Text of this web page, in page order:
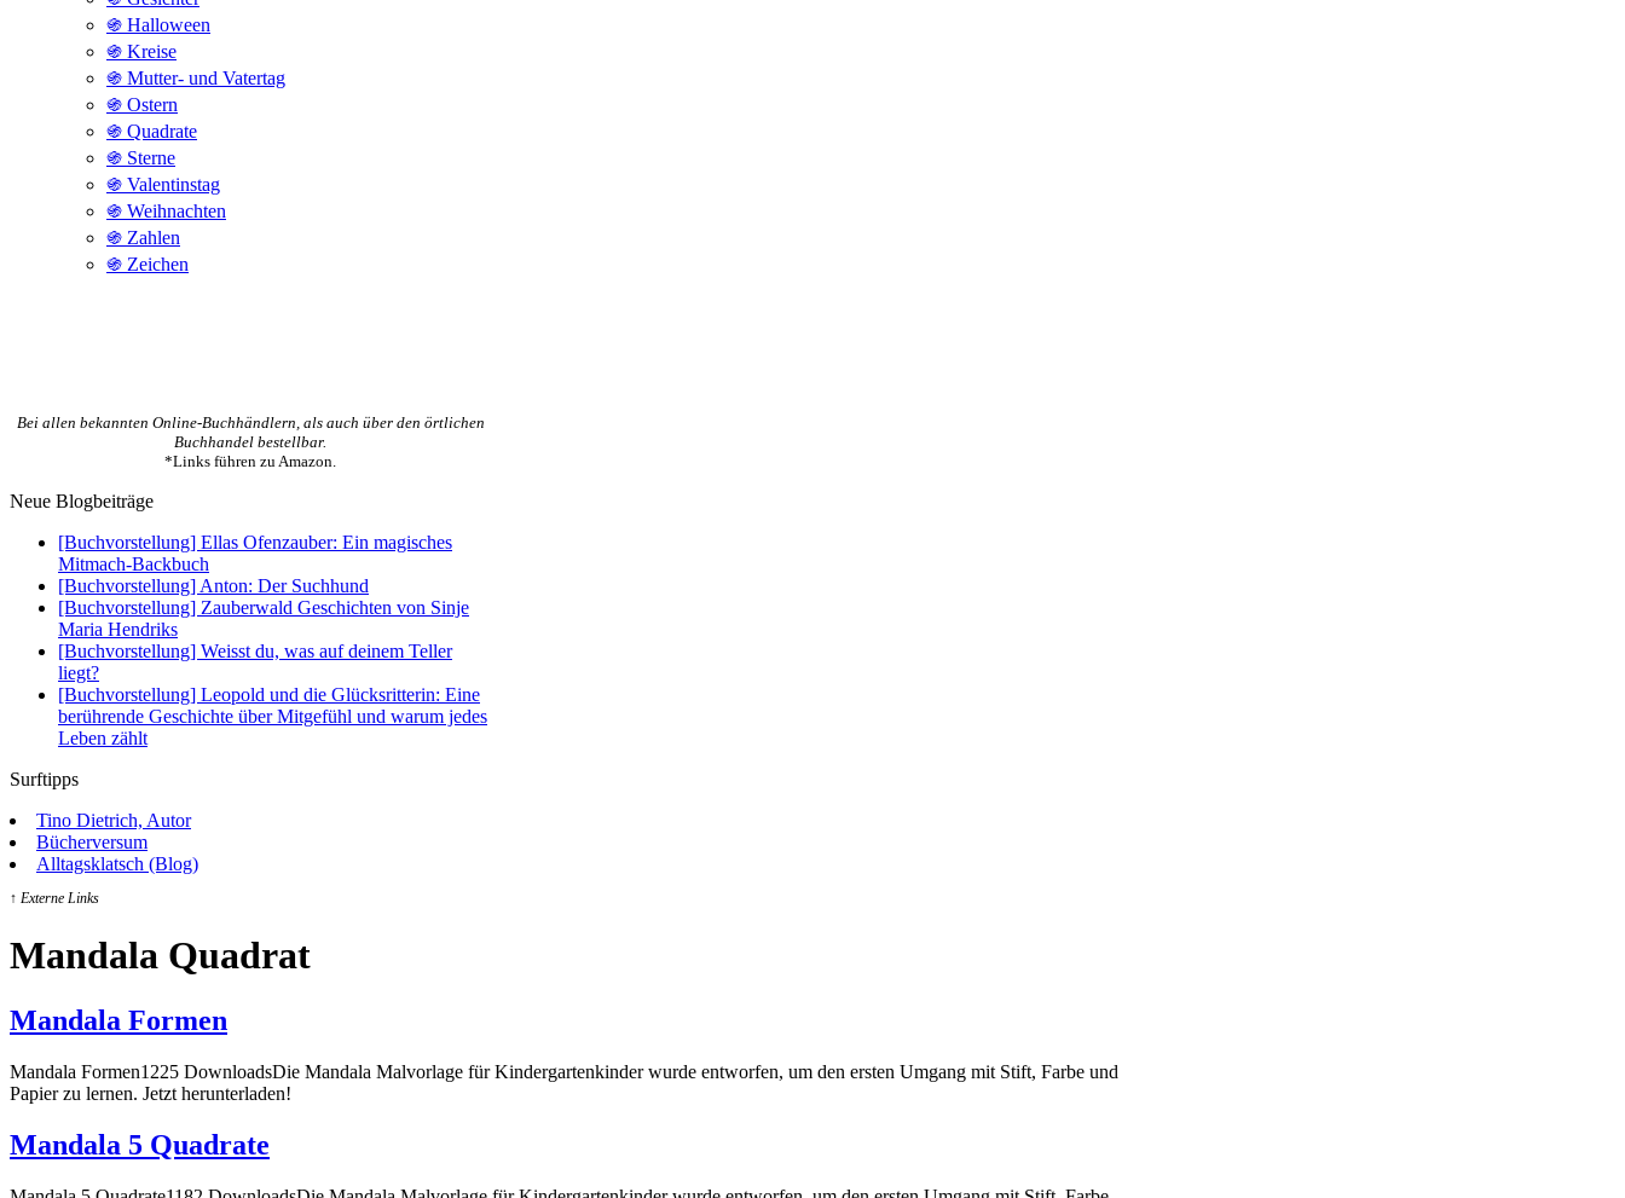
֍ Halloween
֍ Kreise
֍ Mutter- und Vatertag
֍ Ostern
֍ Quadrate
֍ Sterne
֍ Valentinstag
֍ Weihnachten
֍ Zahlen
֍ Zeichen
Bei allen bekannten Online-Buchhändlern, als auch über den örtlichen
Buchhandel bestellbar.
*Links führen zu Amazon.
Neue Blogbeiträge
[Buchvorstellung] Ellas Ofenzauber: Ein magisches
Mitmach-Backbuch
[Buchvorstellung] Anton: Der Suchhund
[Buchvorstellung] Zauberwald Geschichten von Sinje
Maria Hendriks
[Buchvorstellung] Weisst du, was auf deinem Teller
liegt?
[Buchvorstellung] Leopold und die Glücksritterin: Eine
berührende Geschichte über Mitgefühl und warum jedes
Leben zählt
Surftipps
Tino Dietrich, Autor
Bücherversum
Alltagsklatsch (Blog)
↑ Externe Links
Mandala Quadrat
Mandala Formen
Mandala Formen1225 DownloadsDie Mandala Malvorlage für Kindergartenkinder wurde entworfen, um den ersten Umgang mit Stift, Farbe und
Papier zu lernen. Jetzt herunterladen!
Mandala 5 Quadrate